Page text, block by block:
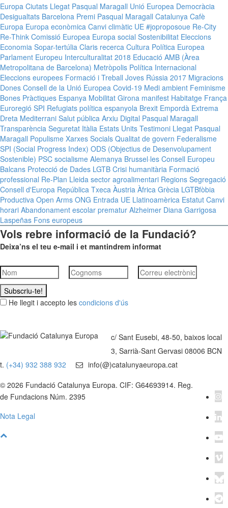
Europa Ciutats Llegat Pasqual Maragall Unió Europea Democràcia
Desigualtats Barcelona Premi Pasqual Maragall Catalunya Cafè
Europa Europa econòmica Canvi climàtic UE #joproposoue Re-City
Re-Think Comissió Europea Europa social Sostenibilitat Eleccions
Economia Sopar-tertúlia Claris recerca Cultura Política Europea
Parlament Europeu Interculturalitat 2018 Educació AMB (Àrea
Metropolitana de Barcelona) Metròpolis Política Internacional
Eleccions europees Formació i Treball Joves Rússia 2017 Migracions
Dones Consell de la Unió Europea Covid-19 Medi ambient Feminisme
Bones Pràctiques Espanya Mobilitat Girona manifest Habitatge França
Euroregió SPI Refugiats política espanyola Brexit Empordà Extrema
Dreta Mediterrani Salut pública Arxiu Digital Pasqual Maragall
Transparència Seguretat Itàlia Estats Units Testimoni Llegat Pasqual
Maragall Populisme Xarxes Socials Qualitat de govern Federalisme
SPI (Social Progress Index) ODS (Objectius de Desenvolupament
Sostenible) PSC socialisme Alemanya Brussel·les Consell Europeu
Balcans Protecció de Dades LGTB Crisi humanitària Formació
professional Re-Plan Lleida sector agroalimentari Regions Segregació
Consell d'Europa República Txeca Àustria Àfrica Grècia LGTBfòbia
Productiva Open Arms ONG Entrada UE Llatinoamèrica Estatut Canvi
horari Abandonament escolar prematur Alzheimer Diana Garrigosa
Laspeñas Fons europeus
Vols rebre informació de la Fundació?
Deixa’ns el teu e-mail i et mantindrem informat
Subscriu-te!
He llegit i accepto les condicions d'ús
c/ Sant Eusebi, 48-50, baixos local
3, Sarrià-Sant Gervasi 08006 BCN
t. (+34) 932 388 932
info(@)catalunyaeuropa.cat
© 2026 Fundació Catalunya Europa. CIF: G64693914. Reg.
de Fundacions Núm. 2395
Nota Legal